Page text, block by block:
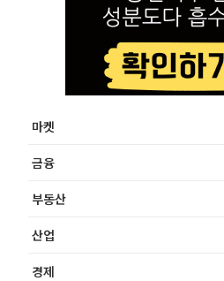
마켓
금융
부동산
산업
경제